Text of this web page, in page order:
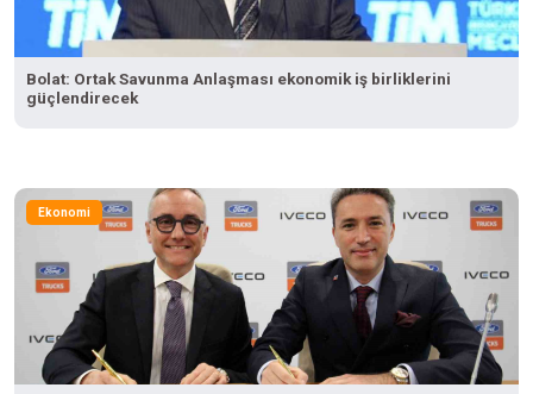
Bolat: Ortak Savunma Anlaşması ekonomik iş birliklerini
güçlendirecek
Ekonomi